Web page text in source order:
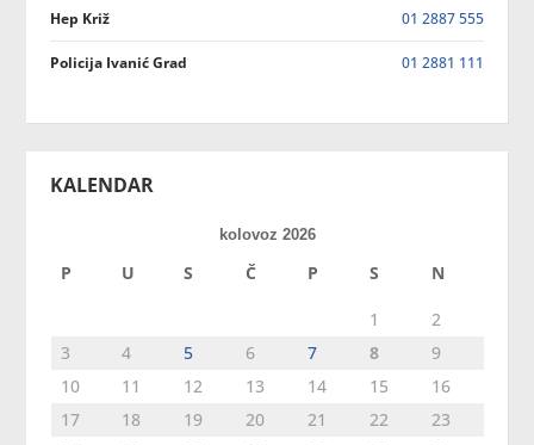
Hep Križ 01 2887 555
Policija Ivanić Grad 01 2881 111
KALENDAR
kolovoz 2026
P U S Č P S N
1
2
3
4 5 6 7 8
9
10
11 12 13 14 15
16
17
18 19 20 21 22
23